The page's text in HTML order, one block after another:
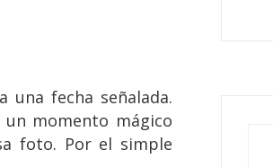
fecha señalada.
momento mágico
foto. Por el simple